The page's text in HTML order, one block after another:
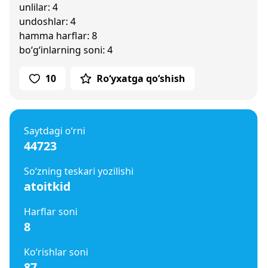
unlilar: 4
undoshlar: 4
hamma harflar: 8
bo‘g‘inlarning soni: 4
10 Ro‘yxatga qo‘shish
Saytdagi o‘rni
44723
So‘zning teskari yozilishi
atoitkid
Harflar soni
8
Ko‘rishlar soni